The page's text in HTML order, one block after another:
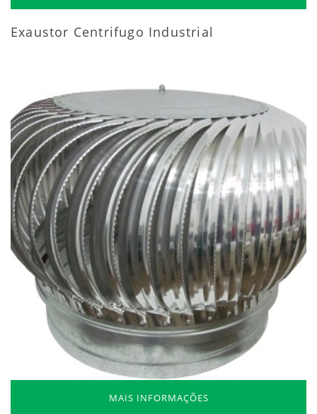
Exaustor Centrifugo Industrial
MAIS INFORMAÇÕES